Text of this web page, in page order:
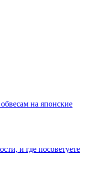
на японские
и где посоветуете